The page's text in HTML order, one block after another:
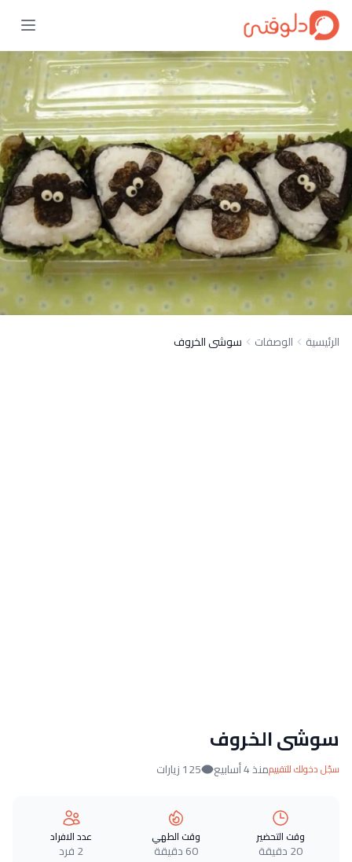
الرئيسية الوصفات سوشى الخروف
سوشى الخروف
سجّل دخولك للتقييممنذ 4 أسابيع 125 زيارات
وقت التحضير
20 دقيقة
وقت الطهي
60 دقيقة
عدد الافراد
2 فرد